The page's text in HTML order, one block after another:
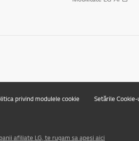
privind modulele cookie Setările
afiliate LG, te rugam sa apesi aici